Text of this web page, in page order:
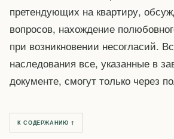
претендующих на квартиру,
вопросов, нахождение
при возникновении несогласий.
наследования все, указанные в
документе, смогут только через
К СОДЕРЖАНИЮ ↑